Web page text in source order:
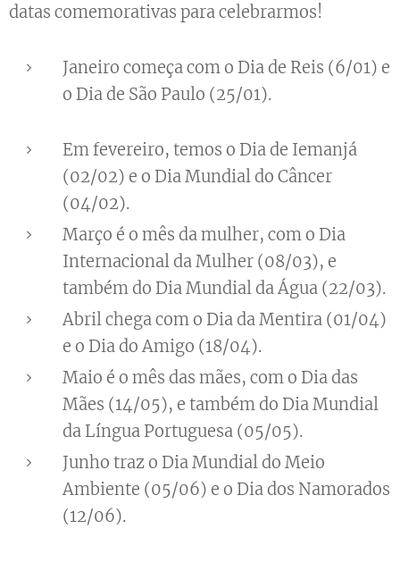
datas comemorativas para celebrarmos! 🥳
Janeiro começa com o Dia de Reis (6/01) e
o Dia de São Paulo (25/01).
Em fevereiro, temos o Dia de Iemanjá
(02/02) e o Dia Mundial do Câncer
(04/02).
Março é o mês da mulher, com o Dia
Internacional da Mulher (08/03), e
também do Dia Mundial da Água (22/03).
Abril chega com o Dia da Mentira (01/04)
e o Dia do Amigo (18/04).
Maio é o mês das mães, com o Dia das
Mães (14/05), e também do Dia Mundial
da Língua Portuguesa (05/05).
Junho traz o Dia Mundial do Meio
Ambiente (05/06) e o Dia dos Namorados
(12/06).